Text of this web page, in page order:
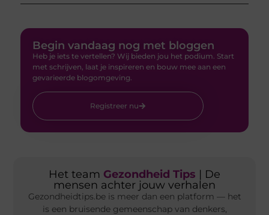
Begin vandaag nog met bloggen
Heb je iets te vertellen? Wij bieden jou het podium. Start
met schrijven, laat je inspireren en bouw mee aan een
gevarieerde blogomgeving.
Registreer nu
Het team Gezondheid Tips | De
mensen achter jouw verhalen
Gezondheidtips.be is meer dan een platform — het
is een bruisende gemeenschap van denkers,